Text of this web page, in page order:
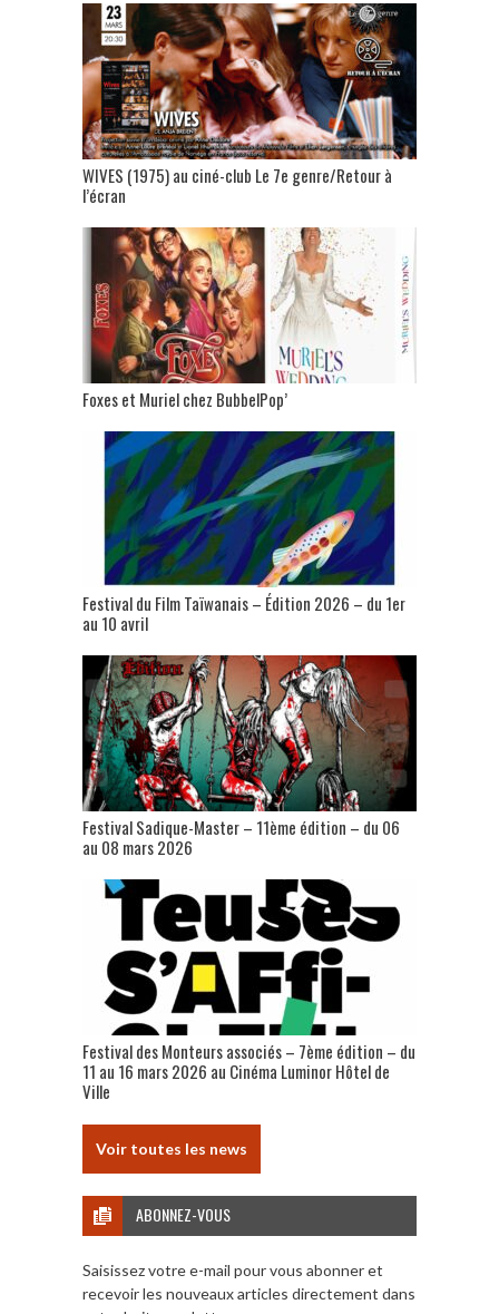
WIVES (1975) au ciné-club Le 7e genre/Retour à
l’écran
Foxes et Muriel chez BubbelPop’
Festival du Film Taïwanais – Édition 2026 – du 1er
au 10 avril
Festival Sadique-Master – 11ème édition – du 06
au 08 mars 2026
Festival des Monteurs associés – 7ème édition – du
11 au 16 mars 2026 au Cinéma Luminor Hôtel de
Ville
Voir toutes les news
ABONNEZ-VOUS
Saisissez votre e-mail pour vous abonner et
recevoir les nouveaux articles directement dans